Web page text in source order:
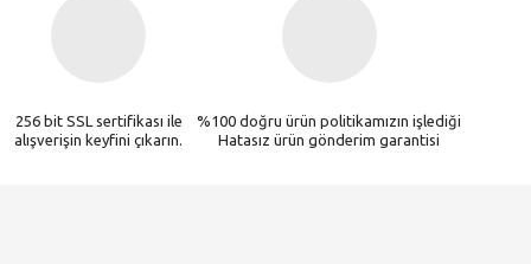
256 bit SSL sertifikası ile
alışverişin keyfini çıkarın.
%100 doğru ürün politikamızın işlediği
Hatasız ürün gönderim garantisi